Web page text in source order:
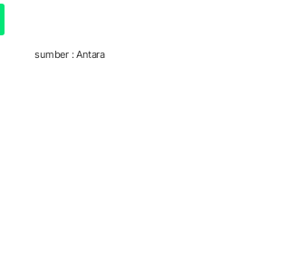
sumber : Antara